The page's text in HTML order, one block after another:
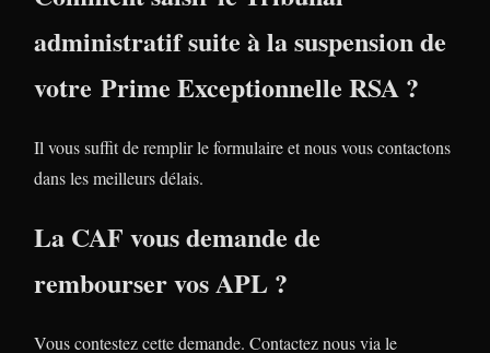
administratif suite à la suspension de
votre Prime Exceptionnelle RSA ?
Il vous suffit de remplir le formulaire et nous vous contactons
dans les meilleurs délais.
La CAF vous demande de
rembourser vos APL ?
Vous contestez cette demande. Contactez nous via le